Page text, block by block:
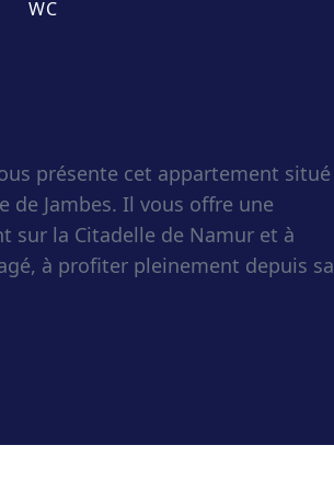
WC
présente cet appartement situé
Jambes. Il vous offre une
sur la Citadelle de Namur et à
à profiter pleinement depuis sa